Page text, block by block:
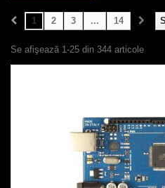
1 2 3 ... 14
Se afişează 1-25 din 344 articole